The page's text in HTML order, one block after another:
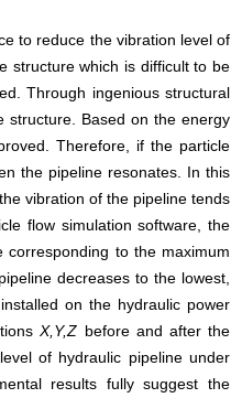
to reduce the vibration level of
structure which is difficult to be
Through ingenious structural
structure. Based on the energy
Therefore, if the particle
the pipeline resonates. In this
vibration of the pipeline tends
flow simulation software, the
to the maximum
decreases to the lowest,
on the hydraulic power
X,Y,Z before and after the
of hydraulic pipeline under
results fully suggest the